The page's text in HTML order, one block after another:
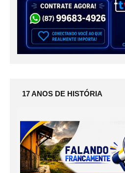
17 ANOS DE HISTÓRIA